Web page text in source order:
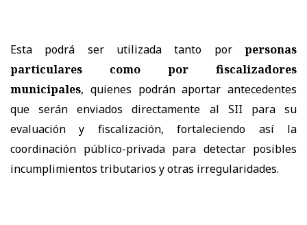
Esta podrá ser utilizada tanto por personas
particulares como por fiscalizadores
municipales, quienes podrán aportar antecedentes
que serán enviados directamente al SII para su
evaluación y fiscalización, fortaleciendo así la
coordinación público-privada para detectar posibles
incumplimientos tributarios y otras irregularidades.